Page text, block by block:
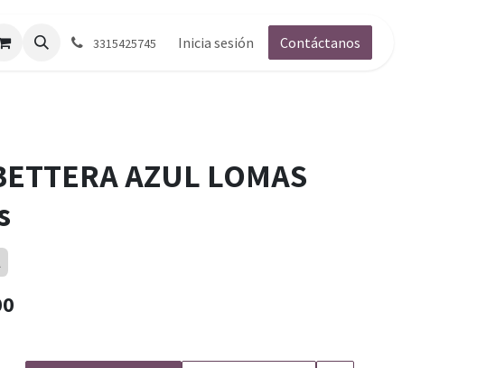
Blog Contáctenos
3315425745 Inicia sesión Contáctanos
AZUL LOMAS